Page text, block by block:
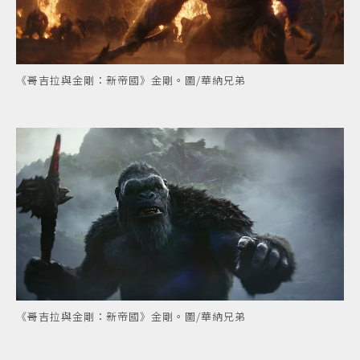
《哥吉拉與金剛：新帝國》金剛。圖/華納兄弟
《哥吉拉與金剛：新帝國》金剛。圖/華納兄弟